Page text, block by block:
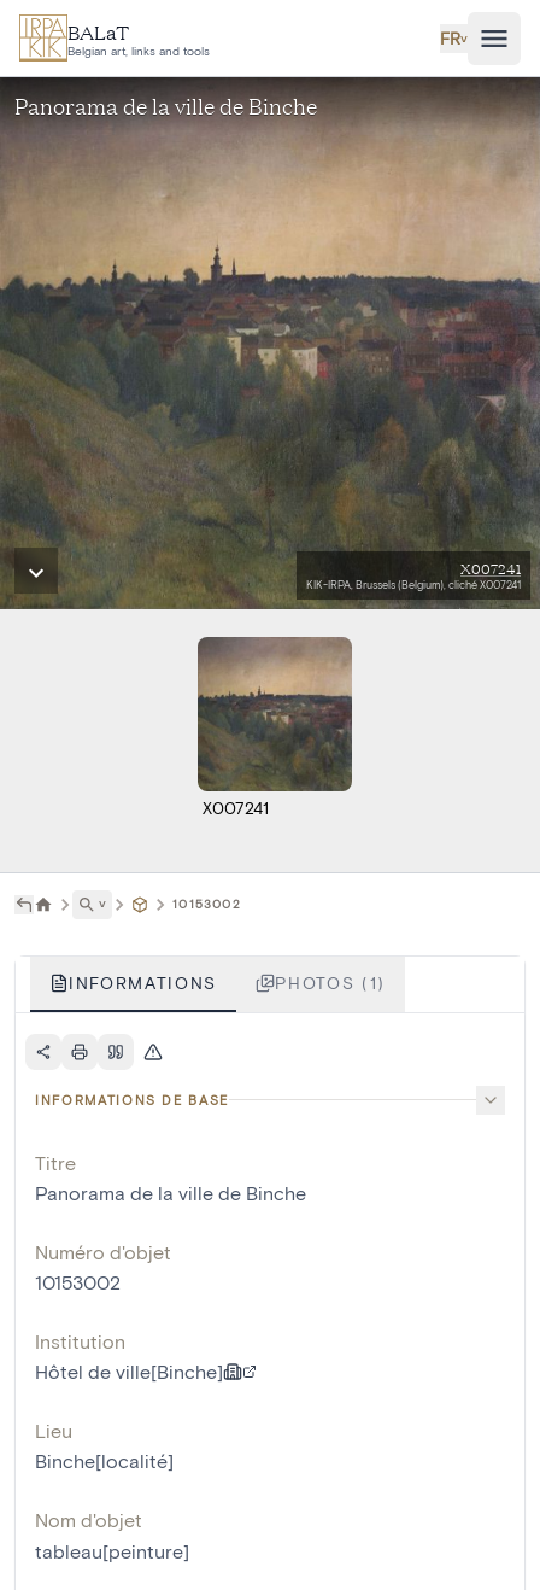
Aller au contenu principal
BALaT
Belgian art, links and tools
FR˅
Panorama de la ville de Binche
X007241
KIK-IRPA, Brussels (Belgium), cliché X007241
X007241
˅ 10153002
INFORMATIONS PHOTOS (1)
INFORMATIONS DE BASE
Titre
Panorama de la ville de Binche
Numéro d'objet
10153002
Institution
Hôtel de ville[Binche]
Lieu
Binche[localité]
Nom d'objet
tableau[peinture]